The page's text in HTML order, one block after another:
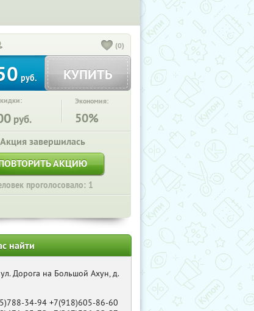
(0)
руб. КУПИТЬ
руб.
Экономия:
50%
Акция завершилась
АКЦИЮ
проголосовало: 1
найти
Дорога на Большой Ахун, д.
34-94 +7(918)605-86-60